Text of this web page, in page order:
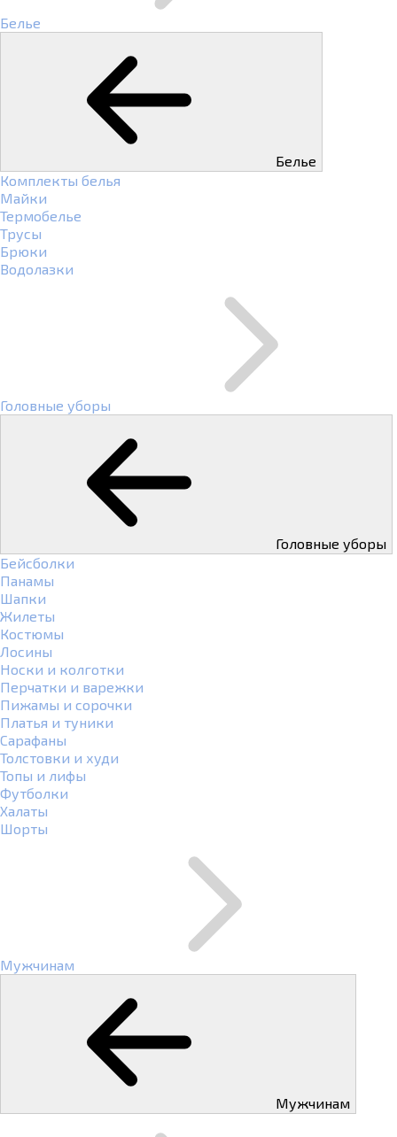
Белье
Белье
Комплекты белья
Майки
Термобелье
Трусы
Брюки
Водолазки
Головные уборы
Головные уборы
Бейсболки
Панамы
Шапки
Жилеты
Костюмы
Лосины
Носки и колготки
Перчатки и варежки
Пижамы и сорочки
Платья и туники
Сарафаны
Толстовки и худи
Топы и лифы
Футболки
Халаты
Шорты
Мужчинам
Мужчинам